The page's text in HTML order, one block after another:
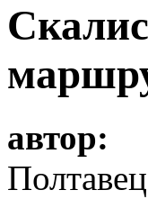
автор: